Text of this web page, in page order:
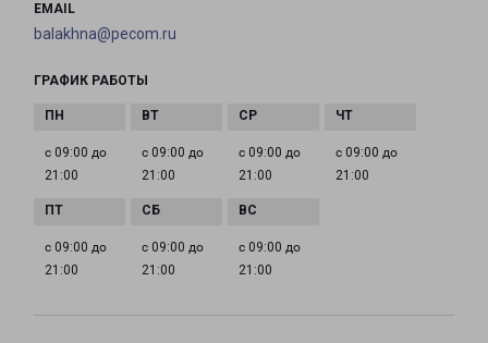
EMAIL
balakhna@pecom.ru
ГРАФИК РАБОТЫ
с 09:00 до
21:00
с 09:00 до
21:00
с 09:00 до
21:00
с 09:00 до
21:00
с 09:00 до
21:00
с 09:00 до
21:00
с 09:00 до
21:00